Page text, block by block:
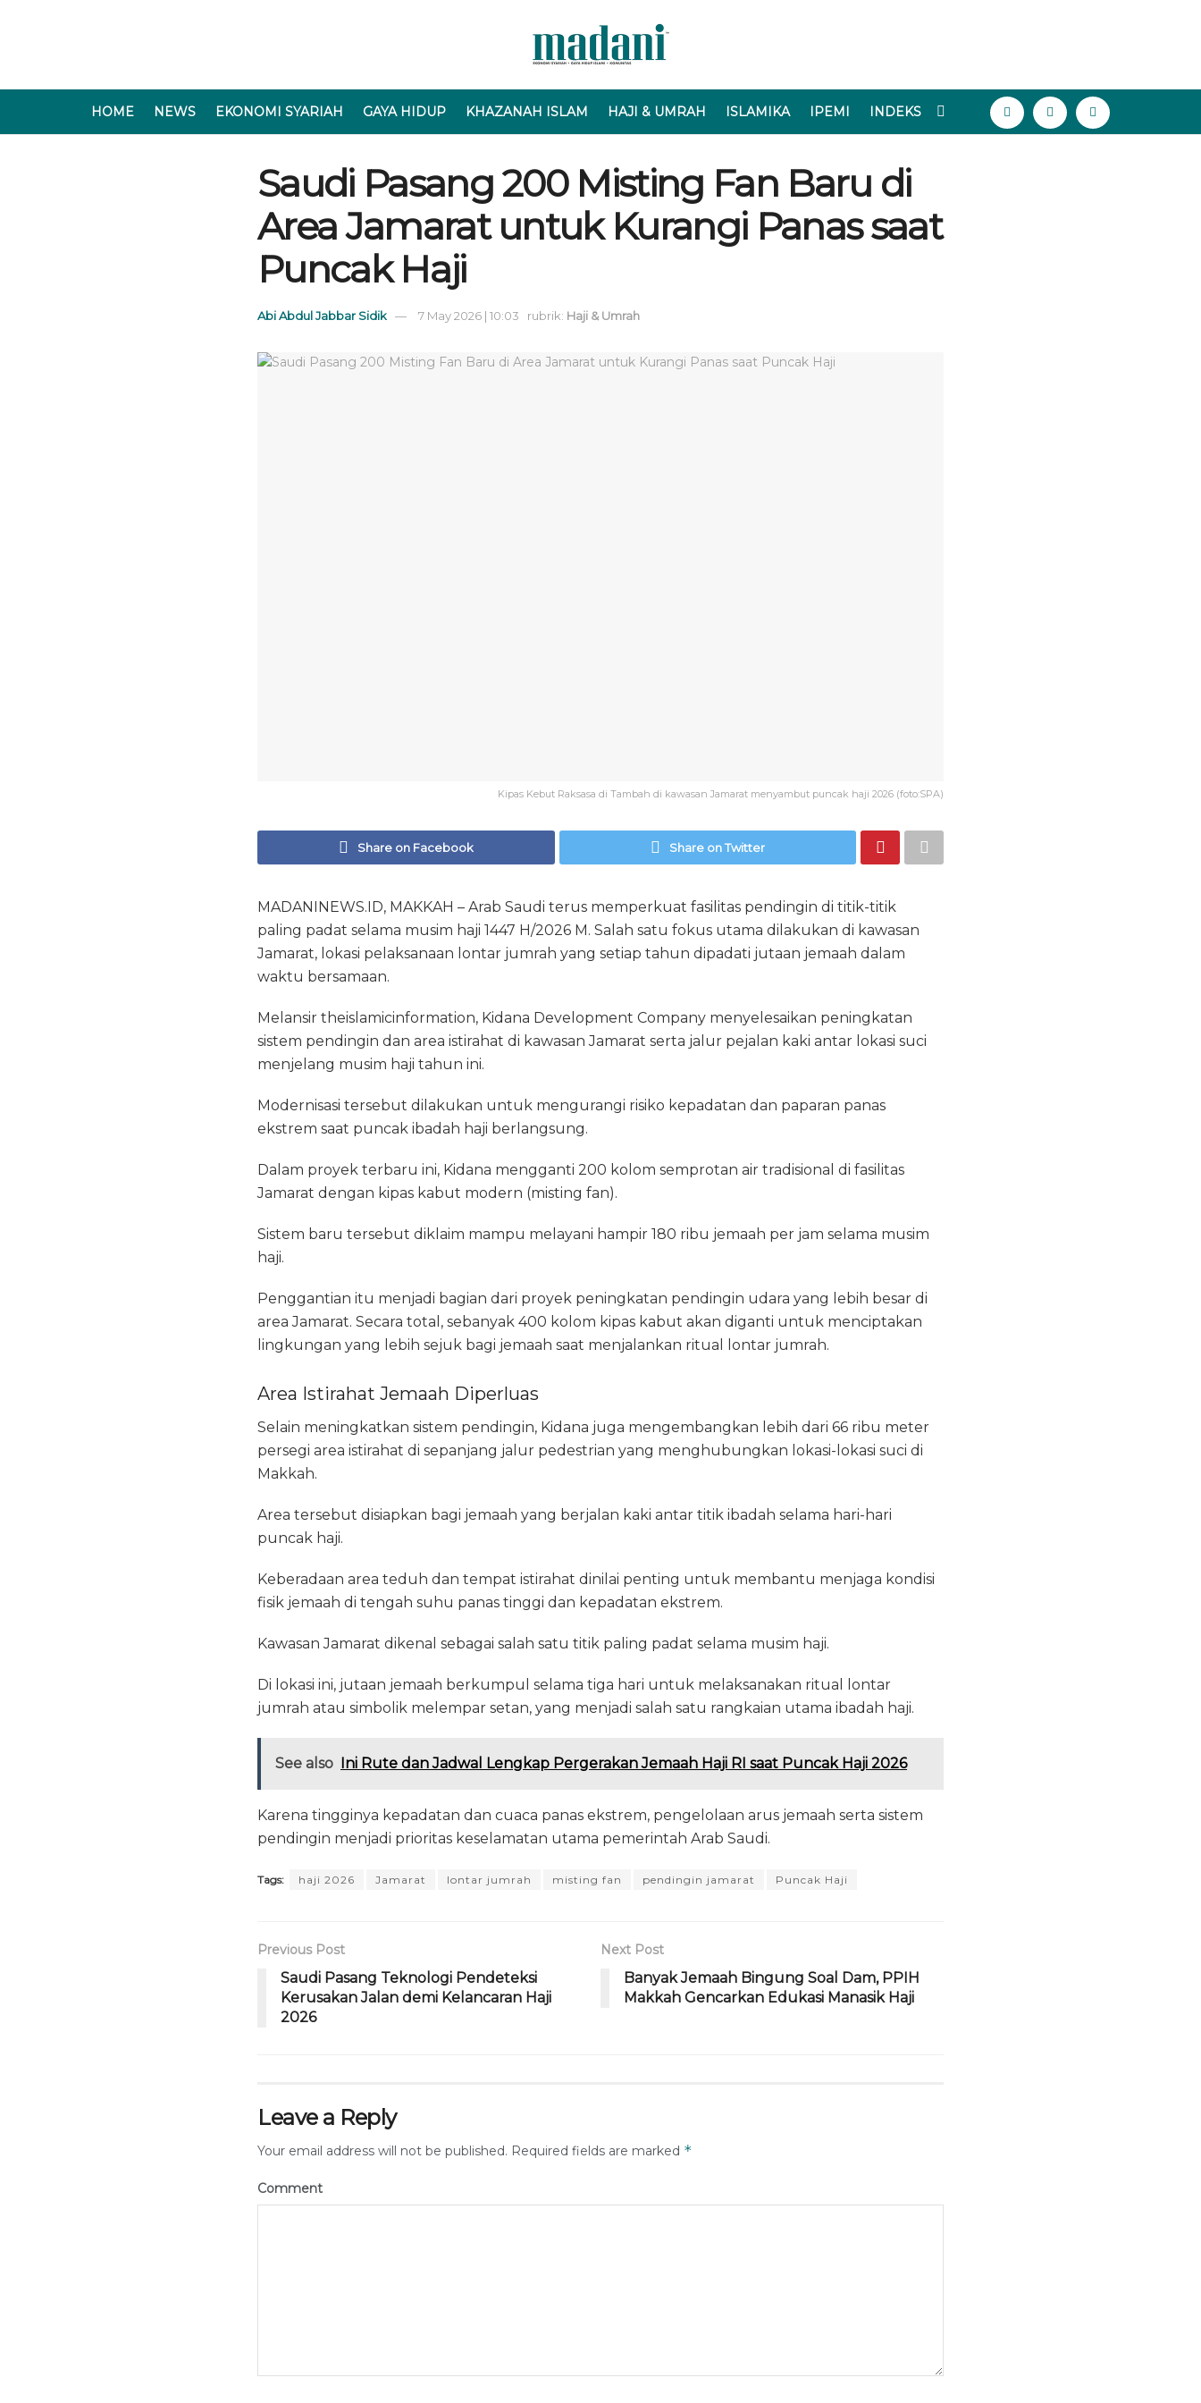
HOME NEWS EKONOMI SYARIAH GAYA HIDUP KHAZANAH ISLAM HAJI & UMRAH ISLAMIKA IPEMI INDEKS
Saudi Pasang 200 Misting Fan Baru di
Area Jamarat untuk Kurangi Panas saat
Puncak Haji
Abi Abdul Jabbar Sidik 7 May 2026 | 10:03 rubrik: Haji & Umrah
Kipas Kebut Raksasa di Tambah di kawasan Jamarat menyambut puncak haji 2026 (foto:SPA)
Share on Facebook Share on Twitter
MADANINEWS.ID, MAKKAH – Arab Saudi terus memperkuat fasilitas pendingin di titik-titik
paling padat selama musim haji 1447 H/2026 M. Salah satu fokus utama dilakukan di kawasan
Jamarat, lokasi pelaksanaan lontar jumrah yang setiap tahun dipadati jutaan jemaah dalam
waktu bersamaan.
Melansir theislamicinformation, Kidana Development Company menyelesaikan peningkatan
sistem pendingin dan area istirahat di kawasan Jamarat serta jalur pejalan kaki antar lokasi suci
menjelang musim haji tahun ini.
Modernisasi tersebut dilakukan untuk mengurangi risiko kepadatan dan paparan panas
ekstrem saat puncak ibadah haji berlangsung.
Dalam proyek terbaru ini, Kidana mengganti 200 kolom semprotan air tradisional di fasilitas
Jamarat dengan kipas kabut modern (misting fan).
Sistem baru tersebut diklaim mampu melayani hampir 180 ribu jemaah per jam selama musim
haji.
Penggantian itu menjadi bagian dari proyek peningkatan pendingin udara yang lebih besar di
area Jamarat. Secara total, sebanyak 400 kolom kipas kabut akan diganti untuk menciptakan
lingkungan yang lebih sejuk bagi jemaah saat menjalankan ritual lontar jumrah.
Area Istirahat Jemaah Diperluas
Selain meningkatkan sistem pendingin, Kidana juga mengembangkan lebih dari 66 ribu meter
persegi area istirahat di sepanjang jalur pedestrian yang menghubungkan lokasi-lokasi suci di
Makkah.
Area tersebut disiapkan bagi jemaah yang berjalan kaki antar titik ibadah selama hari-hari
puncak haji.
Keberadaan area teduh dan tempat istirahat dinilai penting untuk membantu menjaga kondisi
fisik jemaah di tengah suhu panas tinggi dan kepadatan ekstrem.
Kawasan Jamarat dikenal sebagai salah satu titik paling padat selama musim haji.
Di lokasi ini, jutaan jemaah berkumpul selama tiga hari untuk melaksanakan ritual lontar
jumrah atau simbolik melempar setan, yang menjadi salah satu rangkaian utama ibadah haji.
See also Ini Rute dan Jadwal Lengkap Pergerakan Jemaah Haji RI saat Puncak Haji 2026
Karena tingginya kepadatan dan cuaca panas ekstrem, pengelolaan arus jemaah serta sistem
pendingin menjadi prioritas keselamatan utama pemerintah Arab Saudi.
Tags: haji 2026 Jamarat lontar jumrah misting fan pendingin jamarat Puncak Haji
Previous Post
Saudi Pasang Teknologi Pendeteksi
Kerusakan Jalan demi Kelancaran Haji
2026
Next Post
Banyak Jemaah Bingung Soal Dam, PPIH
Makkah Gencarkan Edukasi Manasik Haji
Leave a Reply
Your email address will not be published. Required fields are marked *
Comment